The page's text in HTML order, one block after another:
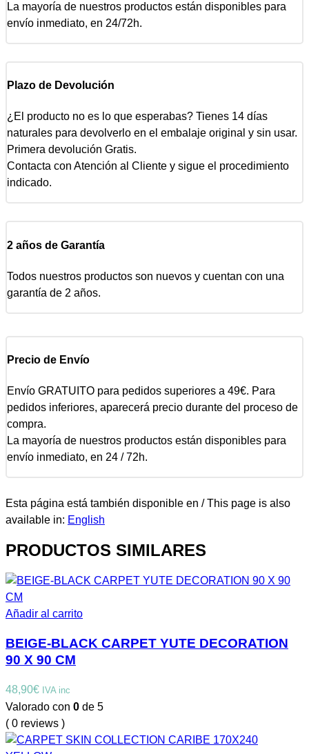
La mayoría de nuestros productos están disponibles para
envío inmediato, en 24/72h.
Plazo de Devolución
¿El producto no es lo que esperabas? Tienes 14 días
naturales para devolverlo en el embalaje original y sin usar.
Primera devolución Gratis.
Contacta con Atención al Cliente y sigue el procedimiento
indicado.
2 años de Garantía
Todos nuestros productos son nuevos y cuentan con una
garantía de 2 años.
Precio de Envío
Envío GRATUITO para pedidos superiores a 49€. Para
pedidos inferiores, aparecerá precio durante del proceso de
compra.
La mayoría de nuestros productos están disponibles para
envío inmediato, en 24 / 72h.
Esta página está también disponible en / This page is also
available in: English
PRODUCTOS SIMILARES
Añadir al carrito
BEIGE-BLACK CARPET YUTE DECORATION
90 X 90 CM
48,90€ IVA inc
Valorado con 0 de 5
( 0 reviews )